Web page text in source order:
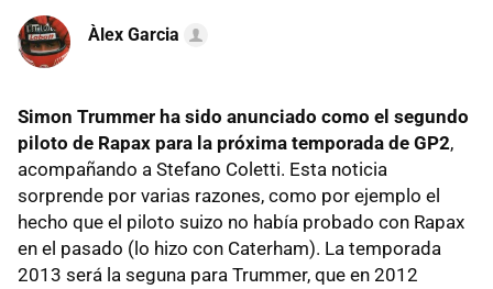
Àlex Garcia
Simon Trummer ha sido anunciado como el segundo
piloto de Rapax para la próxima temporada de GP2,
acompañando a Stefano Coletti. Esta noticia
sorprende por varias razones, como por ejemplo el
hecho que el piloto suizo no había probado con Rapax
en el pasado (lo hizo con Caterham). La temporada
2013 será la seguna para Trummer, que en 2012